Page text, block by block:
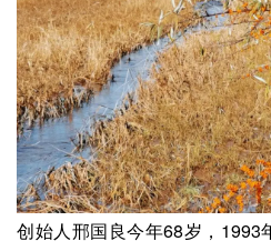
创始人邢国良今年68岁，1993